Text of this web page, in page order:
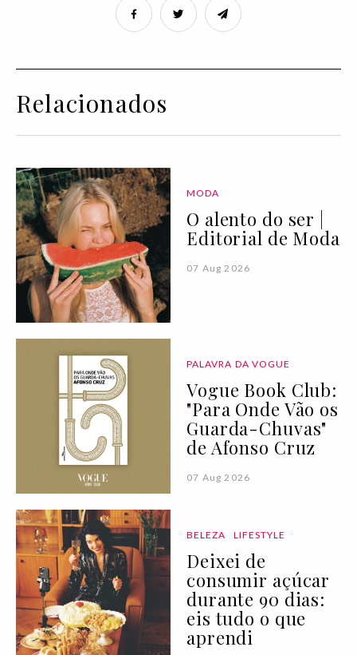
Relacionados
MODA
O alento do ser |
Editorial de Moda
07 Aug 2026
PALAVRA DA VOGUE
Vogue Book Club:
"Para Onde Vão os
Guarda-Chuvas"
de Afonso Cruz
07 Aug 2026
BELEZA LIFESTYLE
Deixei de
consumir açúcar
durante 90 dias:
eis tudo o que
aprendi